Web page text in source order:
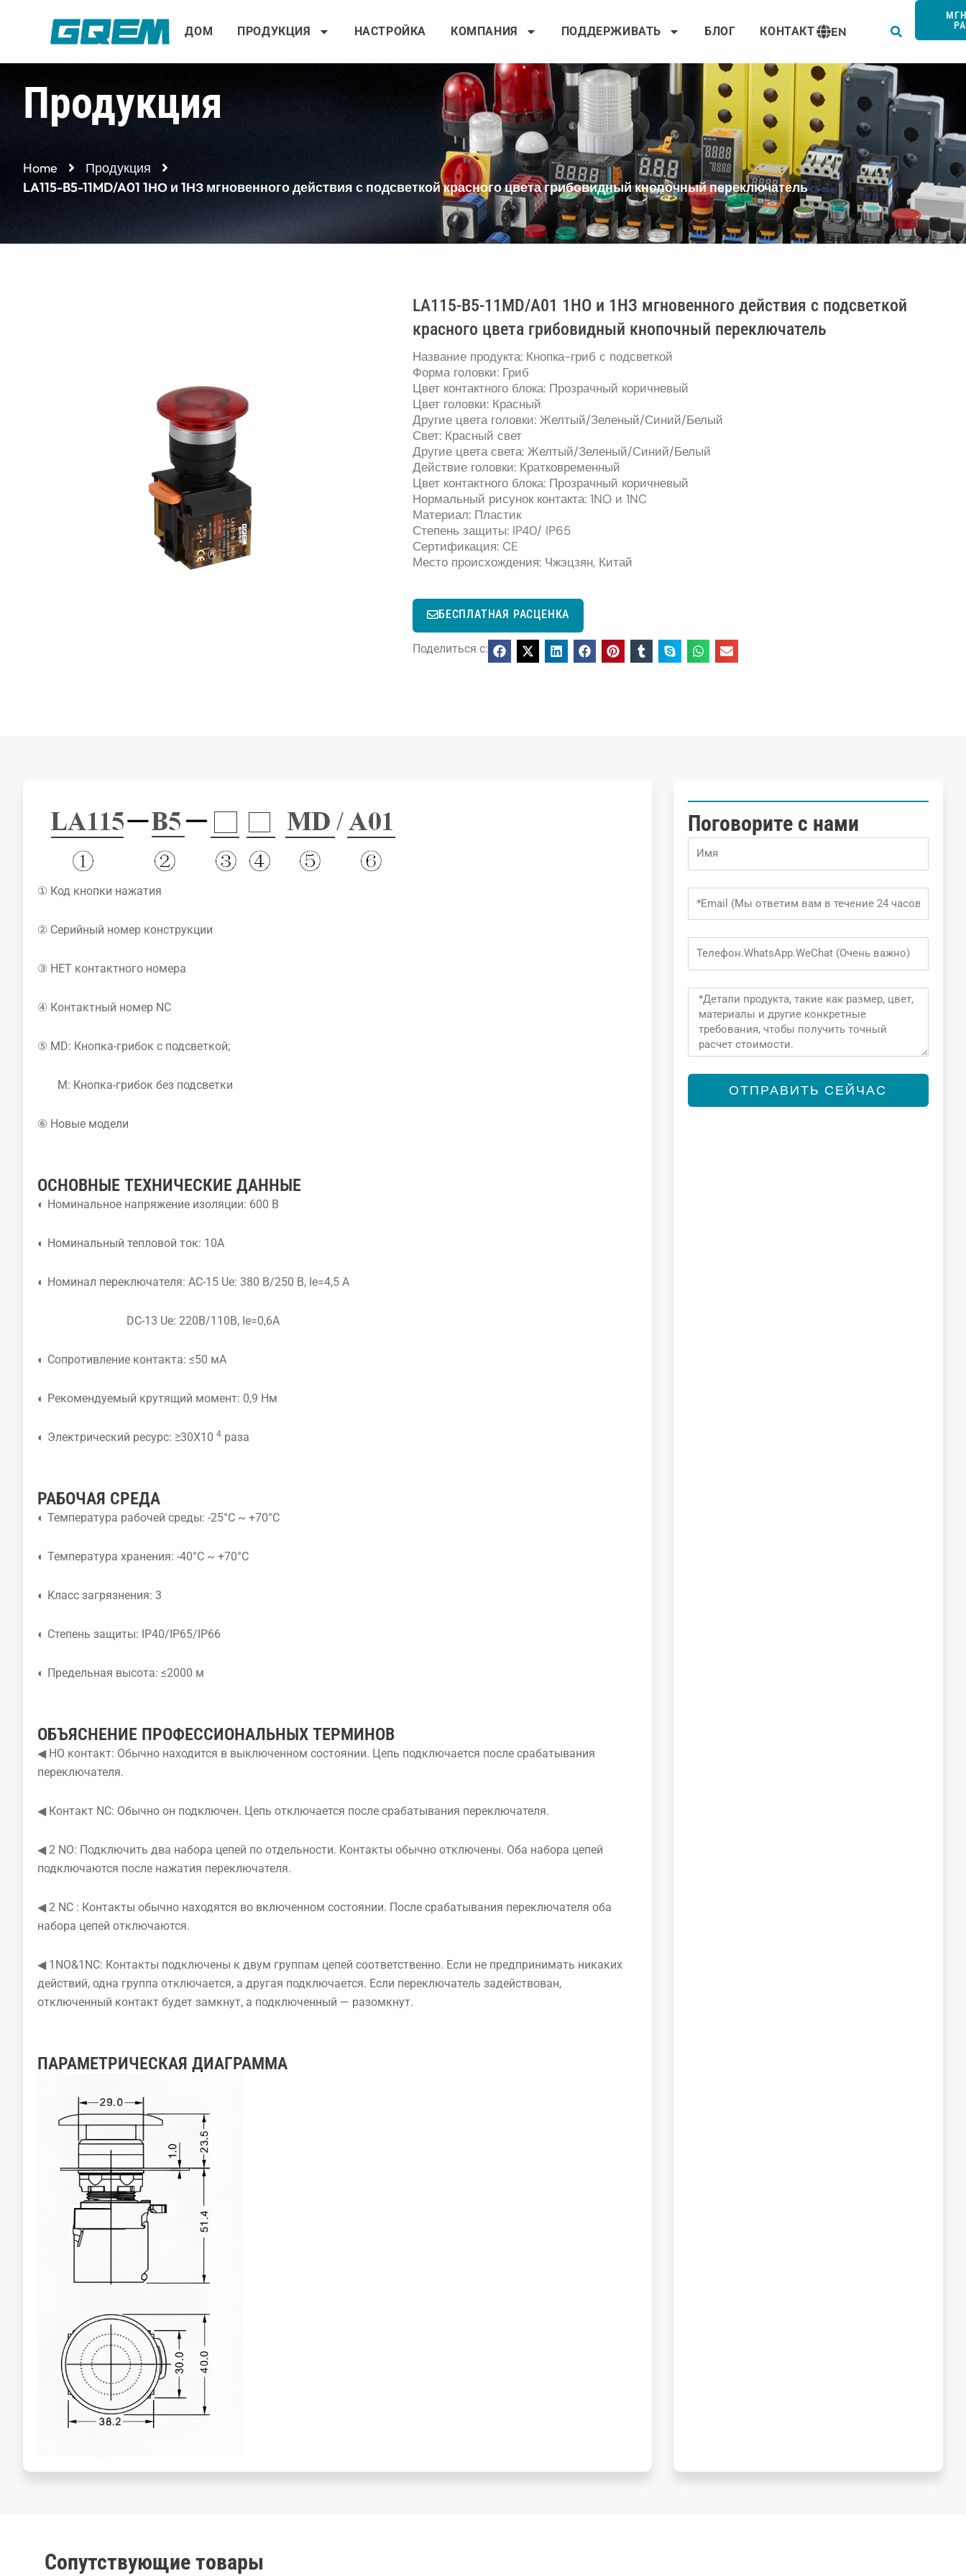
содержимому
ДОМ ПРОДУКЦИЯ НАСТРОЙКА КОМПАНИЯ ПОДДЕРЖИВАТЬ БЛОГ КОНТАКТ EN
Продукция
Home
Продукция
LA115-B5-11MD/A01 1НО и 1НЗ мгновенного действия с подсветкой красного цвета грибовидный кнопочный переключатель
LA115-B5-11MD/A01 1НО и 1НЗ мгновенного действия с подсветкой
красного цвета грибовидный кнопочный переключатель
Название продукта: Кнопка-гриб с подсветкой
Форма головки: Гриб
Цвет контактного блока: Прозрачный коричневый
Цвет головки: Красный
Другие цвета головки: Желтый/Зеленый/Синий/Белый
Свет: Красный свет
Другие цвета света: Желтый/Зеленый/Синий/Белый
Действие головки: Кратковременный
Цвет контактного блока: Прозрачный коричневый
Нормальный рисунок контакта: 1NO и 1NC
Материал: Пластик
Степень защиты: IP40/ IP65
Сертификация: CE
Место происхождения: Чжэцзян, Китай
БЕСПЛАТНАЯ РАСЦЕНКА
Поделиться с:
① Код кнопки нажатия
② Серийный номер конструкции
③ НЕТ контактного номера
④ Контактный номер NC
⑤ MD: Кнопка-грибок с подсветкой;
M: Кнопка-грибок без подсветки
⑥ Новые модели
ОСНОВНЫЕ ТЕХНИЧЕСКИЕ ДАННЫЕ
◐ Номинальное напряжение изоляции: 600 В
◐ Номинальный тепловой ток: 10А
◐ Номинал переключателя: AC-15 Ue: 380 В/250 В, Ie=4,5 А
DC-13 Ue: 220В/110В, Ie=0,6A
◐ Сопротивление контакта: ≤50 мА
◐ Рекомендуемый крутящий момент: 0,9 Нм
◐ Электрический ресурс: ≥30X10 4 раза
РАБОЧАЯ СРЕДА
◐ Температура рабочей среды: -25°C ~ +70°C
◐ Температура хранения: -40°C ~ +70°C
◐ Класс загрязнения: 3
◐ Степень защиты: IP40/IP65/IP66
◐ Предельная высота: ≤2000 м
ОБЪЯСНЕНИЕ ПРОФЕССИОНАЛЬНЫХ ТЕРМИНОВ
◀ НО контакт: Обычно находится в выключенном состоянии. Цепь подключается после срабатывания
переключателя.
◀ Контакт NC: Обычно он подключен. Цепь отключается после срабатывания переключателя.
◀ 2 NO: Подключить два набора цепей по отдельности. Контакты обычно отключены. Оба набора цепей
подключаются после нажатия переключателя.
◀ 2 NC : Контакты обычно находятся во включенном состоянии. После срабатывания переключателя оба
набора цепей отключаются.
◀ 1NO&1NC: Контакты подключены к двум группам цепей соответственно. Если не предпринимать никаких
действий, одна группа отключается, а другая подключается. Если переключатель задействован,
отключенный контакт будет замкнут, а подключенный — разомкнут.
ПАРАМЕТРИЧЕСКАЯ ДИАГРАММА
Поговорите с нами
Name
Phone
Message
ОТПРАВИТЬ СЕЙЧАС
Сопутствующие товары